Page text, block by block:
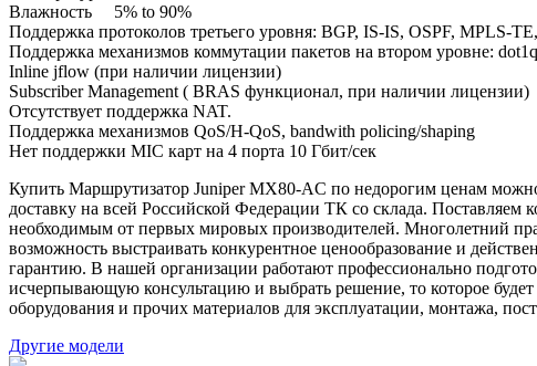
Влажность 5% to 90%
Поддержка протоколов третьего уровня: BGP, IS-IS, OSPF, MPLS-
Поддержка механизмов коммутации пакетов на втором уровне:
Inline jflow (при наличии лицензии)
Subscriber Management ( BRAS функционал, при наличии лицензии)
Отсутствует поддержка NAT.
Поддержка механизмов QoS/H-QoS, bandwith policing/shaping
Нет поддержки MIC карт на 4 порта 10 Гбит/сек
Купить Маршрутизатор Juniper MX80-AC по недорогим ценам
доставку на всей Российской Федерации ТК со склада.
необходимым от первых мировых производителей. Многолетний
возможность выстраивать конкурентное ценообразование и
гарантию. В нашей организации работают профессионально
исчерпывающую консультацию и выбрать решение, то которое
оборудования и прочих материалов для эксплуатации, монтажа,
Другие модели